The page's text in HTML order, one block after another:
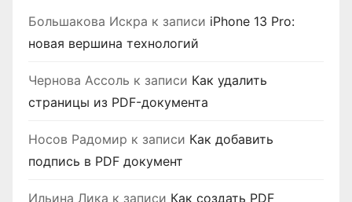
Большакова Искра к записи iPhone 13 Pro:
новая вершина технологий
Чернова Ассоль к записи Как удалить
страницы из PDF-документа
Носов Радомир к записи Как добавить
подпись в PDF документ
Ильина Лика к записи Как создать PDF